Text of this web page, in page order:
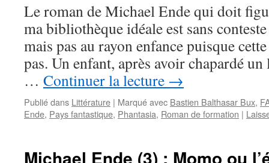
Le roman de Michael Ende qui doit
ma bibliothèque idéale est sans
mais pas au rayon enfance puisque
pas. Un enfant, après avoir chapardé
… Continuer la lecture →
Publié dans Littérature | Marqué avec Bastien Balthasar Bux,
Ende, Pays fantastique, Phantasia, Roman de formation |
Michael Ende (3) : Momo ou